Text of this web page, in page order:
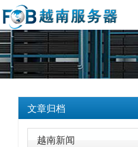
文章归档
越南新闻